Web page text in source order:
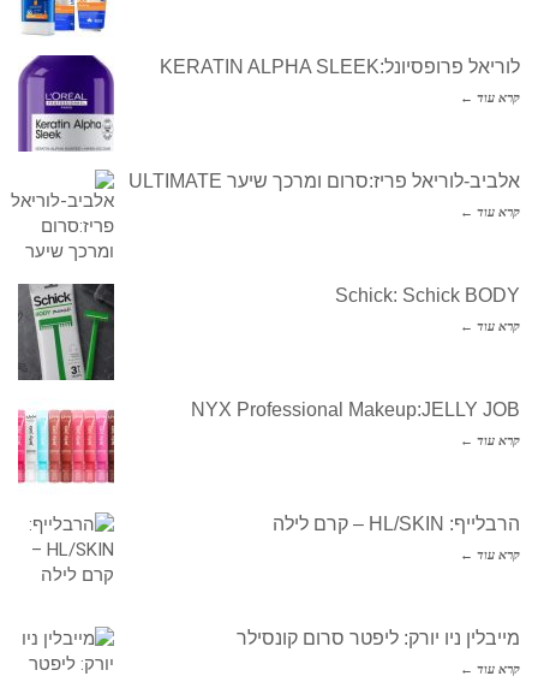
לוריאל פרופסיונל:KERATIN ALPHA SLEEK
קרא עוד ←
אלביב-לוריאל פריז:סרום ומרכך שיער ULTIMATE
קרא עוד ←
Schick: Schick BODY
קרא עוד ←
NYX Professional Makeup:JELLY JOB
קרא עוד ←
הרבלייף: HL/SKIN – קרם לילה
קרא עוד ←
מייבלין ניו יורק: ליפטר סרום קונסילר
קרא עוד ←